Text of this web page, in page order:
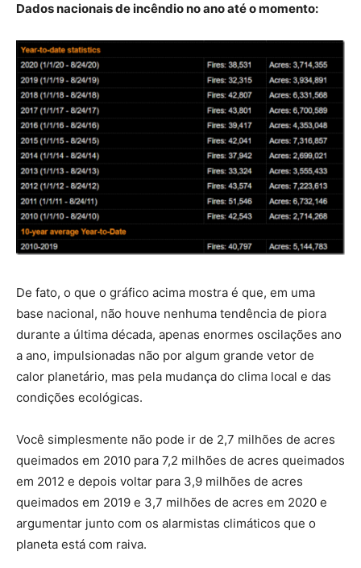
Dados nacionais de incêndio no ano até o momento:
De fato, o que o gráfico acima mostra é que, em uma
base nacional, não houve nenhuma tendência de piora
durante a última década, apenas enormes oscilações ano
a ano, impulsionadas não por algum grande vetor de
calor planetário, mas pela mudança do clima local e das
condições ecológicas.
Você simplesmente não pode ir de 2,7 milhões de acres
queimados em 2010 para 7,2 milhões de acres queimados
em 2012 e depois voltar para 3,9 milhões de acres
queimados em 2019 e 3,7 milhões de acres em 2020 e
argumentar junto com os alarmistas climáticos que o
planeta está com raiva.